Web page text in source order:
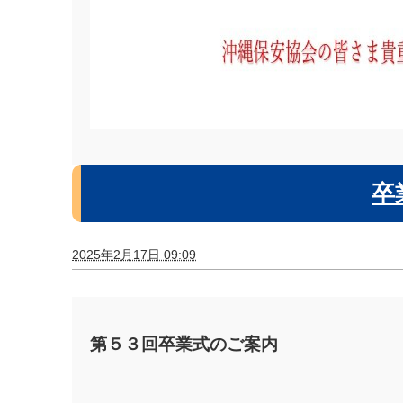
卒
2025年2月17日 09:09
第５３回卒業式のご案内